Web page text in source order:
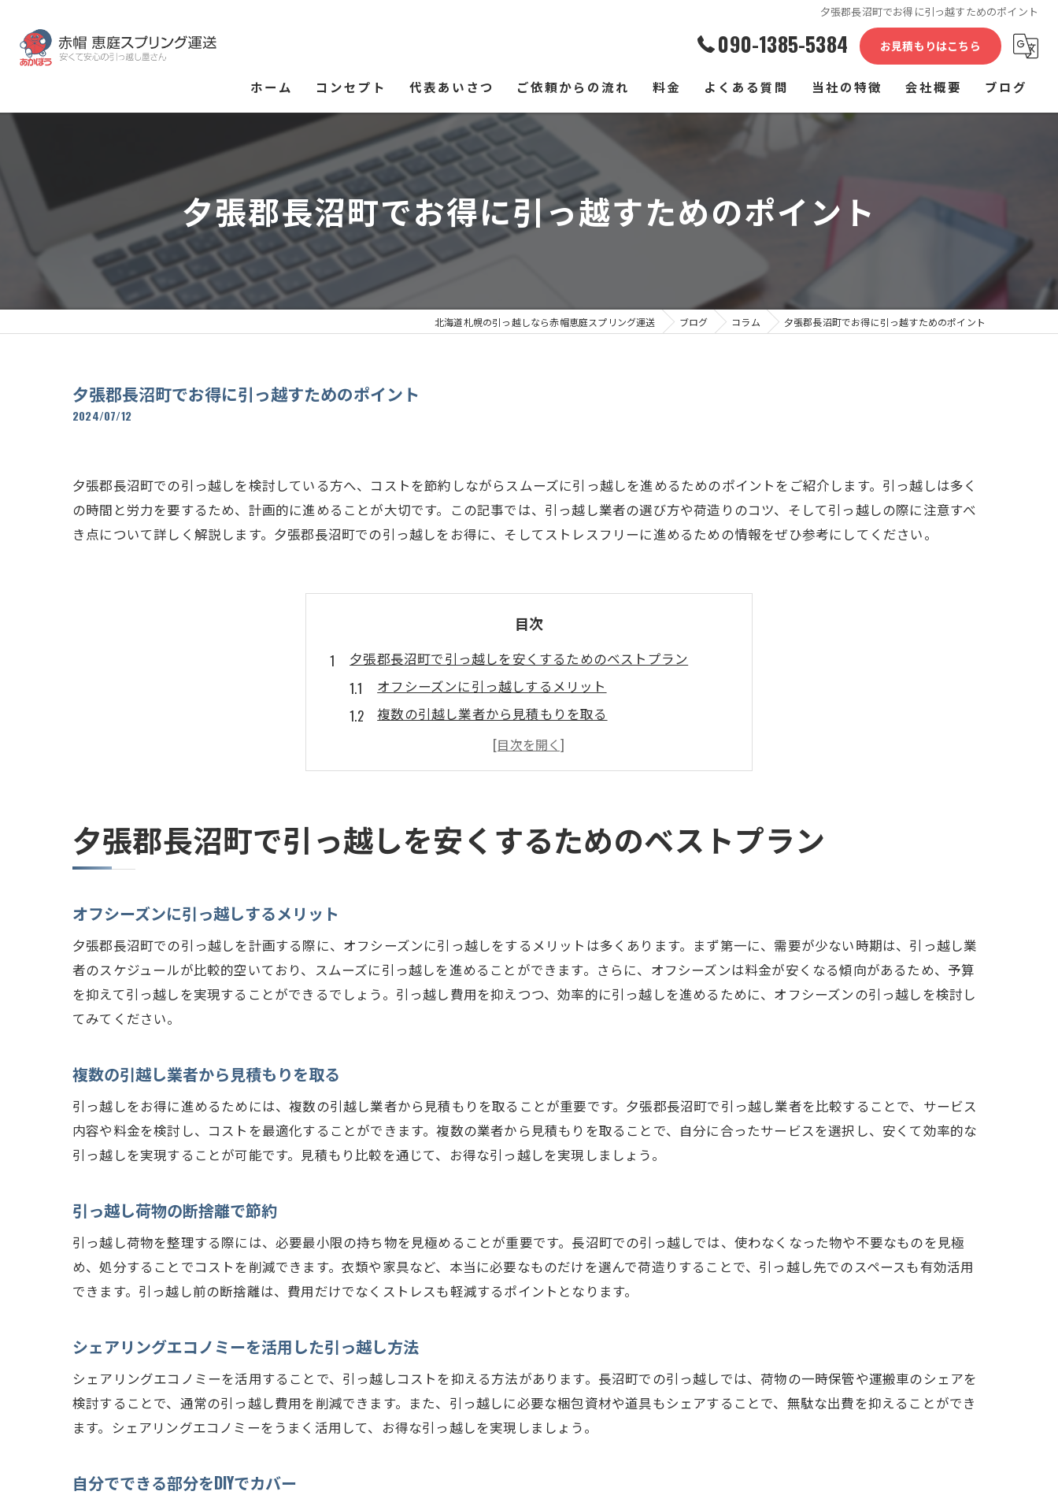
夕張郡長沼町でお得に引っ越すためのポイント
090-1385-5384 お見積もりはこちら
ホーム コンセプト 代表あいさつ ご依頼からの流れ 料金 よくある質問 当社の特徴
介護施設
会社概要 ブログ
夕張郡長沼町でお得に引っ越すためのポイント
北海道札幌の引っ越しなら赤帽恵庭スプリング運送 ブログ コラム 夕張郡長沼町でお得に引っ越すためのポイント
夕張郡長沼町でお得に引っ越すためのポイント
2024/07/12
夕張郡長沼町での引っ越しを検討している方へ、コストを節約しながらスムーズに引っ越しを進めるためのポイントをご紹介します。引っ越しは多く
の時間と労力を要するため、計画的に進めることが大切です。この記事では、引っ越し業者の選び方や荷造りのコツ、そして引っ越しの際に注意すべ
き点について詳しく解説します。夕張郡長沼町での引っ越しをお得に、そしてストレスフリーに進めるための情報をぜひ参考にしてください。
目次
夕張郡長沼町で引っ越しを安くするためのベストプラン
オフシーズンに引っ越しするメリット
複数の引越し業者から見積もりを取る
引っ越し荷物の断捨離で節約
シェアリングエコノミーを活用した引っ越し方法
地域の引っ越し助成金や補助制度を利用する
引っ越し業者選びのコツと夕張郡長沼町でのポイント
引っ越しプランと追加サービスの比較
契約前に確認すべき重要事項
引っ越し当日の流れとタイムスケジュール
引っ越し前にやるべき手続きリスト
大物家具や家電の運搬注意点
お得に引っ越すための夕張郡長沼町での賢い選択
引っ越し費用を抑えるためのテクニック
引っ越し資材を節約する方法
引っ越し時期の意外な節約ポイント
地元のリサイクルショップでの掘り出し物探し
フリーマーケットでの不用品処分
引っ越しをスムーズに進めるための夕張郡長沼町での準備方法
夕張郡長沼町で引っ越しを安くするためのベストプラン
オフシーズンに引っ越しするメリット
夕張郡長沼町での引っ越しを計画する際に、オフシーズンに引っ越しをするメリットは多くあります。まず第一に、需要が少ない時期は、引っ越し業
者のスケジュールが比較的空いており、スムーズに引っ越しを進めることができます。さらに、オフシーズンは料金が安くなる傾向があるため、予算
を抑えて引っ越しを実現することができるでしょう。引っ越し費用を抑えつつ、効率的に引っ越しを進めるために、オフシーズンの引っ越しを検討し
てみてください。
複数の引越し業者から見積もりを取る
引っ越しをお得に進めるためには、複数の引越し業者から見積もりを取ることが重要です。夕張郡長沼町で引っ越し業者を比較することで、サービス
内容や料金を検討し、コストを最適化することができます。複数の業者から見積もりを取ることで、自分に合ったサービスを選択し、安くて効率的な
引っ越しを実現することが可能です。見積もり比較を通じて、お得な引っ越しを実現しましょう。
引っ越し荷物の断捨離で節約
引っ越し荷物を整理する際には、必要最小限の持ち物を見極めることが重要です。長沼町での引っ越しでは、使わなくなった物や不要なものを見極
め、処分することでコストを削減できます。衣類や家具など、本当に必要なものだけを選んで荷造りすることで、引っ越し先でのスペースも有効活用
できます。引っ越し前の断捨離は、費用だけでなくストレスも軽減するポイントとなります。
シェアリングエコノミーを活用した引っ越し方法
シェアリングエコノミーを活用することで、引っ越しコストを抑える方法があります。長沼町での引っ越しでは、荷物の一時保管や運搬車のシェアを
検討することで、通常の引っ越し費用を削減できます。また、引っ越しに必要な梱包資材や道具もシェアすることで、無駄な出費を抑えることができ
ます。シェアリングエコノミーをうまく活用して、お得な引っ越しを実現しましょう。
自分でできる部分をDIYでカバー